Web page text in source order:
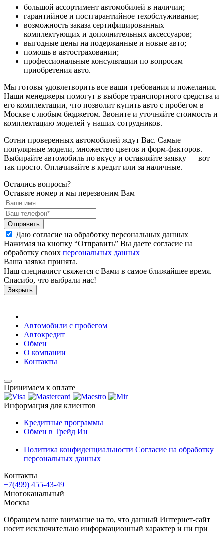
большой ассортимент автомобилей в наличии;
гарантийное и постгарантийное техобслуживание;
возможность заказа сертифицированных
комплектующих и дополнительных аксессуаров;
выгодные цены на подержанные и новые авто;
помощь в автостраховании;
профессиональные консультации по вопросам
приобретения авто.
Мы готовы удовлетворить все ваши требования и пожелания.
Наши менеджеры помогут в выборе транспортного средства и
его комплектации, что позволит купить авто с пробегом в
Москве с любым бюджетом. Звоните и уточняйте стоимость и
комплектацию моделей у наших сотрудников.
Сотни проверенных автомобилей ждут Вас. Самые
популярные модели, множество цветов и форм-факторов.
Выбирайте автомобиль по вкусу и оставляйте заявку — вот
так просто. Оплачивайте в кредит или за наличные.
Остались вопросы?
Оставьте номер и мы перезвоним Вам
Отправить
Даю согласие на обработку персональных данных
Нажимая на кнопку “Отправить” Вы даете согласие на
обработку своих персональных данных
Ваша заявка принята.
Наш специалист свяжется с Вами в самое ближайшее время.
Спасибо, что выбрали нас!
Закрыть
Автомобили с пробегом
Автокредит
Обмен
О компании
Контакты
Принимаем к оплате
Информация для клиентов
Кредитные программы
Обмен в Трейд Ин
Политика конфиденциальности Согласие на обработку
персональных данных
Контакты
+7(499) 455-43-49
Многоканальный
Москва
Обращаем ваше внимание на то, что данный Интернет-сайт
носит исключительно информационный характер и ни при